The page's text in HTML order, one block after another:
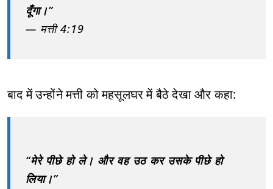
दूँगा।”
— मत्ती 4:19
बाद में उन्होंने मत्ती को महसूलघर में बैठे देखा और कहा:
“मेरे पीछे हो ले। और वह उठ कर उसके पीछे हो
लिया।”